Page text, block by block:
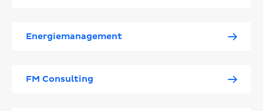
Energiemanagement
FM Consulting